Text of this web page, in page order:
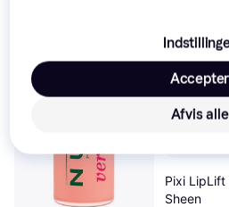
Pixi LipLift
Sheen
Afvis alle
Accepter